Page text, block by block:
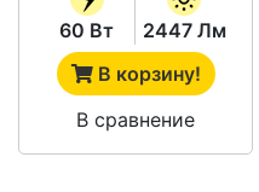
60 Вт
2447 Лм
В корзину!
В сравнение